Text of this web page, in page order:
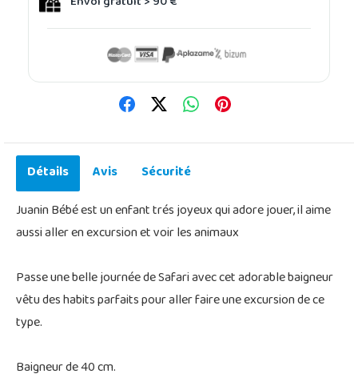
Détails Avis
Sécurité
Juanin Bébé est un enfant trés joyeux qui adore jouer, il aime
aussi aller en excursion et voir les animaux
Passe une belle journée de Safari avec cet adorable baigneur
vêtu des habits parfaits pour aller faire une excursion de ce
type.
Baigneur de 40 cm.